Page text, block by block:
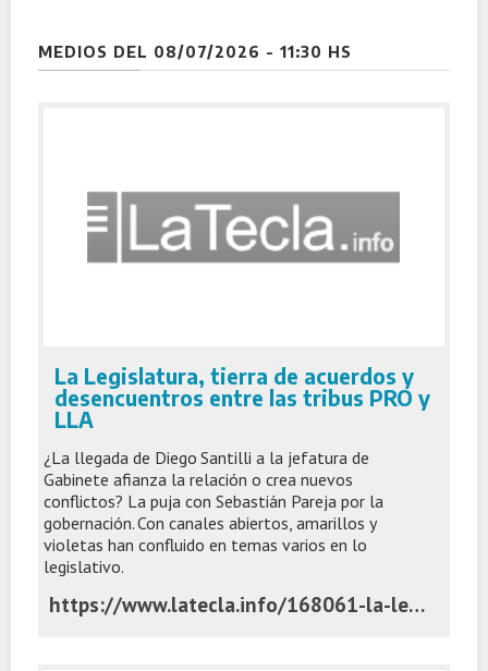
CONTACTO
MEDIOS DEL 08/07/2026 - 11:30 HS
La Legislatura, tierra de acuerdos y
desencuentros entre las tribus PRO y
LLA
¿La llegada de Diego Santilli a la jefatura de
Gabinete afianza la relación o crea nuevos
conflictos? La puja con Sebastián Pareja por la
gobernación. Con canales abiertos, amarillos y
violetas han confluido en temas varios en lo
legislativo.
https://www.latecla.info/168061-la-legislatura-tierra-de-acuerdos-y-desencuentros-entre-las-tribus-pro-y-lla